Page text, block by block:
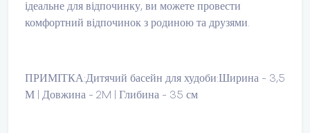
ідеальне для відпочинку, ви можете провести
комфортний відпочинок з родиною та друзями.
ПРИМІТКА:Дитячий басейн для худоби:Ширина - 3,5
М | Довжина - 2M | Глибина - 35 см